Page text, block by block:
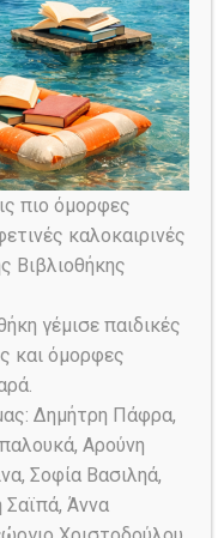
Views
Ο
πιο όμορφες
καλοκαιρινές
Βιβλιοθήκης
γέμισε παιδικές
και όμορφες
Δημήτρη Πάφρα,
Αρούνη
Σοφία Βασιληά,
Σαϊπά, Άννα